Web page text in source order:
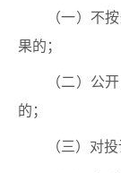
（一）不
果的；
（二）公
的；
（三）对